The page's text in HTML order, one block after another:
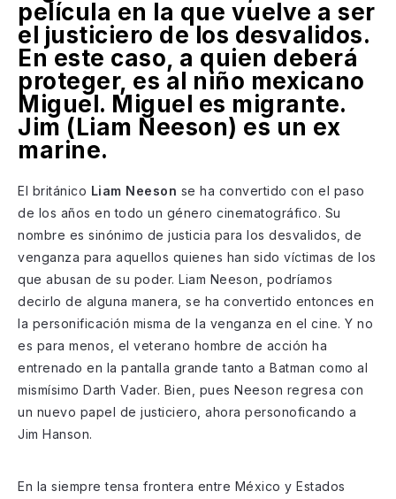
película en la que vuelve a ser
el justiciero de los desvalidos.
En este caso, a quien deberá
proteger, es al niño mexicano
Miguel. Miguel es migrante.
Jim (Liam Neeson) es un ex
marine.
El británico Liam Neeson se ha convertido con el paso
de los años en todo un género cinematográfico. Su
nombre es sinónimo de justicia para los desvalidos, de
venganza para aquellos quienes han sido víctimas de los
que abusan de su poder. Liam Neeson, podríamos
decirlo de alguna manera, se ha convertido entonces en
la personificación misma de la venganza en el cine. Y no
es para menos, el veterano hombre de acción ha
entrenado en la pantalla grande tanto a Batman como al
mismísimo Darth Vader. Bien, pues Neeson regresa con
un nuevo papel de justiciero, ahora personoficando a
Jim Hanson.
En la siempre tensa frontera entre México y Estados